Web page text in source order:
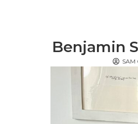
Benjamin
SAM